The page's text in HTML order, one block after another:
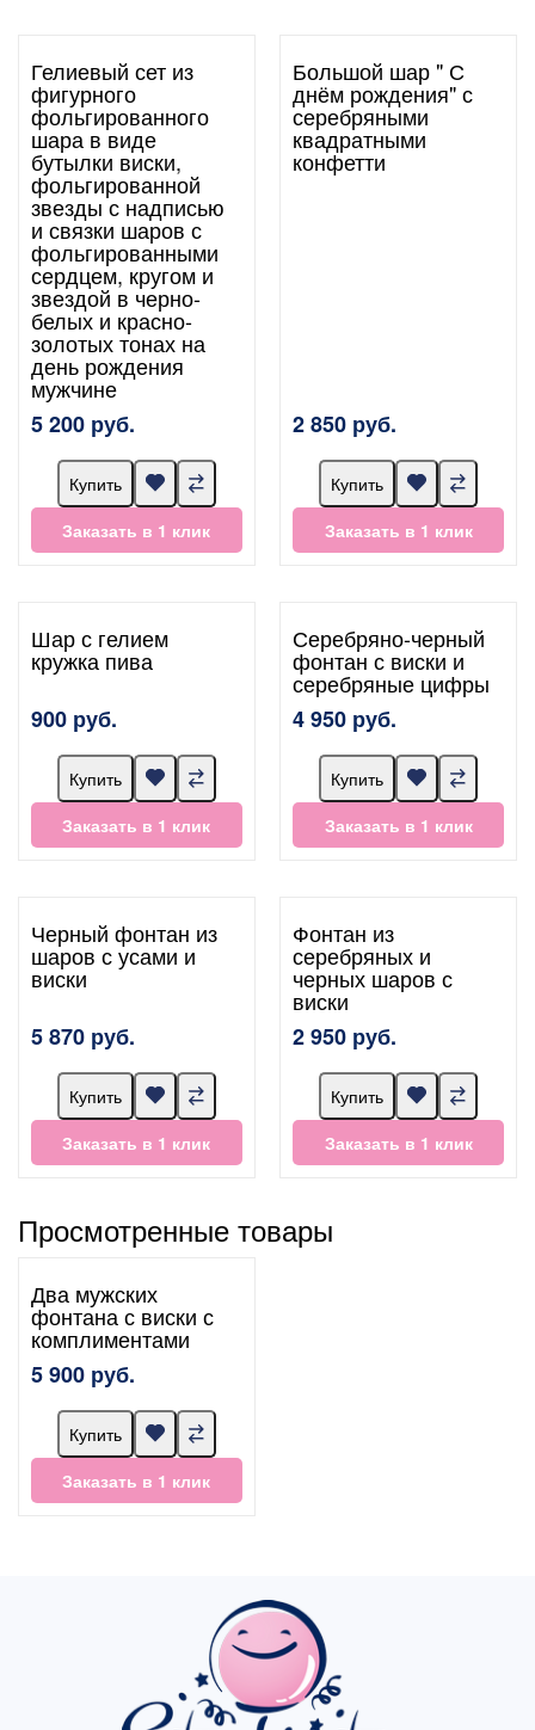
Гелиевый сет из
фигурного
фольгированного
шара в виде
бутылки виски,
фольгированной
звезды с надписью
и связки шаров с
фольгированными
сердцем, кругом и
звездой в черно-
белых и красно-
золотых тонах на
день рождения
мужчине
5 200 руб.
Купить
Заказать в 1 клик
Большой шар " С
днём рождения" с
серебряными
квадратными
конфетти
2 850 руб.
Купить
Заказать в 1 клик
Шар с гелием
кружка пива
900 руб.
Купить
Заказать в 1 клик
Серебряно-черный
фонтан с виски и
серебряные цифры
4 950 руб.
Купить
Заказать в 1 клик
Черный фонтан из
шаров с усами и
виски
5 870 руб.
Купить
Заказать в 1 клик
Фонтан из
серебряных и
черных шаров с
виски
2 950 руб.
Купить
Заказать в 1 клик
Просмотренные товары
Два мужских
фонтана с виски с
комплиментами
5 900 руб.
Купить
Заказать в 1 клик